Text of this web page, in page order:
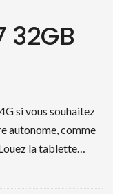
32GB
si vous souhaitez
autonome, comme
la tablette…